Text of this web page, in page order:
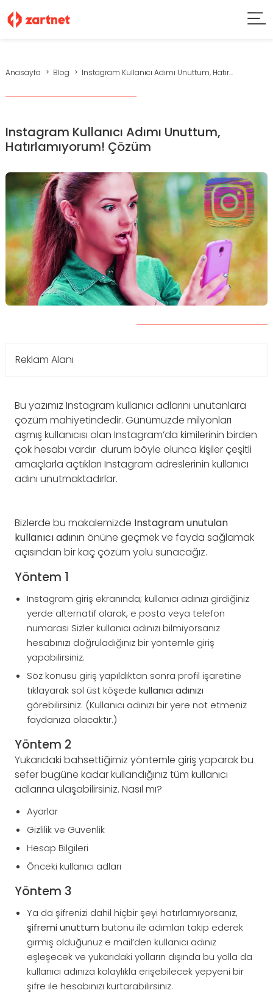
Anasayfa Blog Instagram Kullanıcı Adımı Unuttum, Hatır...
Instagram Kullanıcı Adımı Unuttum,
Hatırlamıyorum! Çözüm
Reklam Alanı
Bu yazımız Instagram kullanıcı adlarını unutanlara
çözüm mahiyetindedir. Günümüzde milyonları
aşmış kullanıcısı olan Instagram’da kimilerinin birden
çok hesabı vardır durum böyle olunca kişiler çeşitli
amaçlarla açtıkları Instagram adreslerinin kullanıcı
adını unutmaktadırlar.
Bizlerde bu makalemizde Instagram unutulan
kullanıcı adının önüne geçmek ve fayda sağlamak
açısından bir kaç çözüm yolu sunacağız.
Yöntem 1
Instagram giriş ekranında; kullanıcı adınızı girdiğiniz
yerde alternatif olarak, e posta veya telefon
numarası Sizler kullanıcı adınızı bilmiyorsanız
hesabınızı doğruladığınız bir yöntemle giriş
yapabilirsiniz.
Söz konusu giriş yapıldıktan sonra profil işaretine
tıklayarak sol üst köşede kullanıcı adınızı
görebilirsiniz. (Kullanıcı adınızı bir yere not etmeniz
faydanıza olacaktır.)
Yöntem 2
Yukarıdaki bahsettiğimiz yöntemle giriş yaparak bu
sefer bugüne kadar kullandığınız tüm kullanıcı
adlarına ulaşabilirsiniz. Nasıl mı?
Ayarlar
Gizlilik ve Güvenlik
Hesap Bilgileri
Önceki kullanıcı adları
Yöntem 3
Ya da şifrenizi dahil hiçbir şeyi hatırlamıyorsanız,
şifremi unuttum butonu ile adımları takip ederek
girmiş olduğunuz e mail’den kullanıcı adınız
eşleşecek ve yukarıdaki yolların dışında bu yolla da
kullanıcı adınıza kolaylıkla erişebilecek yepyeni bir
şifre ile hesabınızı kurtarabilirsiniz.